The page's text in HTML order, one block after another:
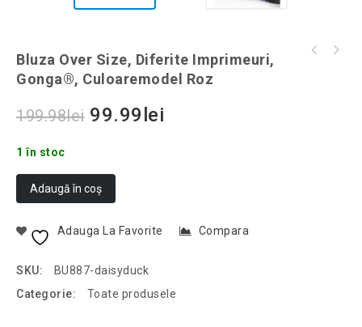
Bluza Over Size, Diferite Imprimeuri,
Gonga®, Culoaremodel Roz
199.98lei 99.99 lei
1 în stoc
Adaugă în coș
Adauga La Favorite Compara
SKU:
BU887-daisyduck
Categorie:
Toate produsele